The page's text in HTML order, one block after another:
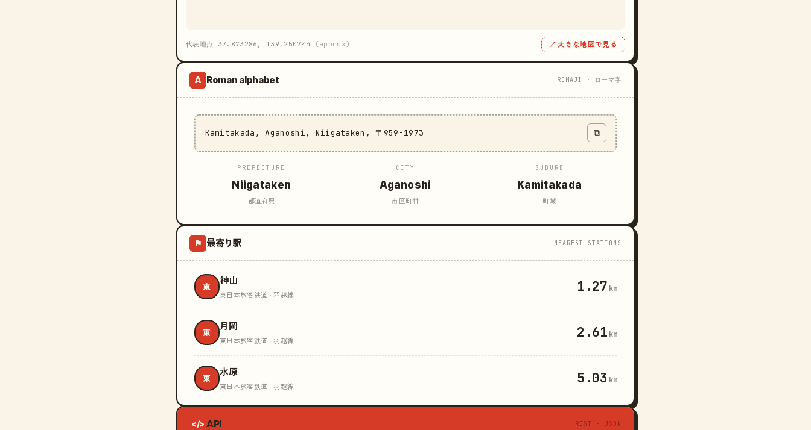
代表地点 37.873286, 139.250744 (approx) ↗ 大きな地図で見る
A Roman alphabet ROMAJI · ローマ字
Kamitakada, Aganoshi, Niigataken, 〒959-1973 ⧉
PREFECTURE
Niigataken
都道府県
CITY
Aganoshi
市区町村
SUBURB
Kamitakada
町域
⚑ 最寄り駅 NEAREST STATIONS
東
神山
東日本旅客鉄道 · 羽越線 1.27 km
東
月岡
東日本旅客鉄道 · 羽越線 2.61 km
東
水原
東日本旅客鉄道 · 羽越線 5.03 km
</> API REST · JSON